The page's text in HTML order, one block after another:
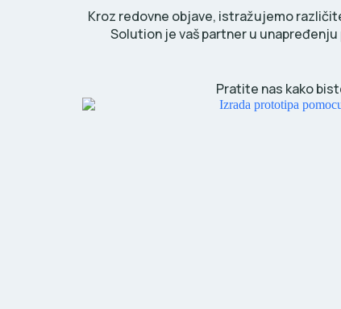
Kroz redovne objave, istražujemo
Solution je vaš partner u
Pratite nas kako